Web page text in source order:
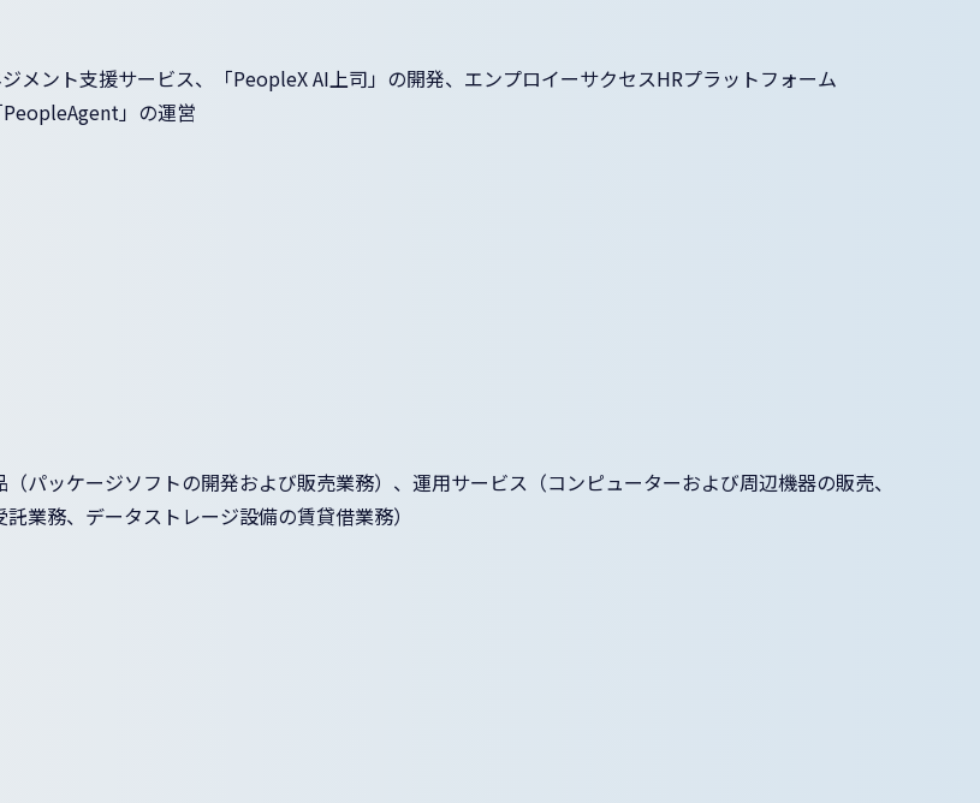
メント支援サービス、「PeopleX AI上司」の開発、エンプロイーサクセスHRプラットフォーム
」の運営
パッケージソフトの開発および販売業務）、運用サービス（コンピューターおよび周辺機器の販売、
業務、データストレージ設備の賃貸借業務）